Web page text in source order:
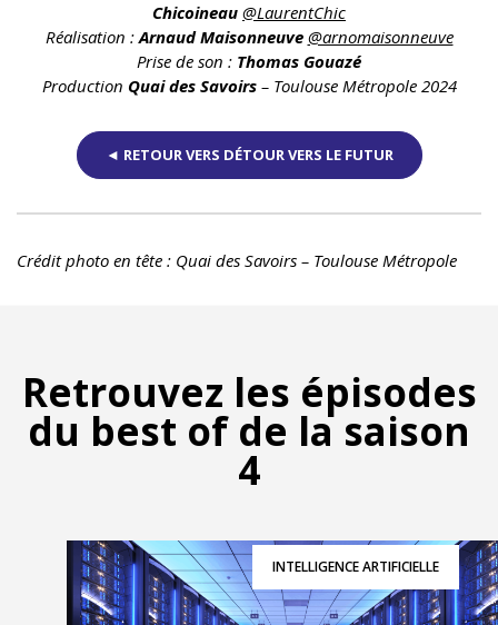
Chicoineau @LaurentChic
Réalisation :Arnaud Maisonneuve @arnomaisonneuve
Prise de son : Thomas Gouazé
Production Quai des Savoirs– Toulouse Métropole 2024
◄ RETOUR VERS DÉTOUR VERS LE FUTUR
Crédit photo en tête : Quai des Savoirs – Toulouse Métropole
Retrouvez les épisodes
du best of de la saison
4
INTELLIGENCE ARTIFICIELLE